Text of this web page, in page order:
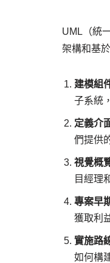
UML（統
架構和基
建模組
子系統
定義介
們提供
視覺概
目經理
專案早
獲取利
實施路
如何構